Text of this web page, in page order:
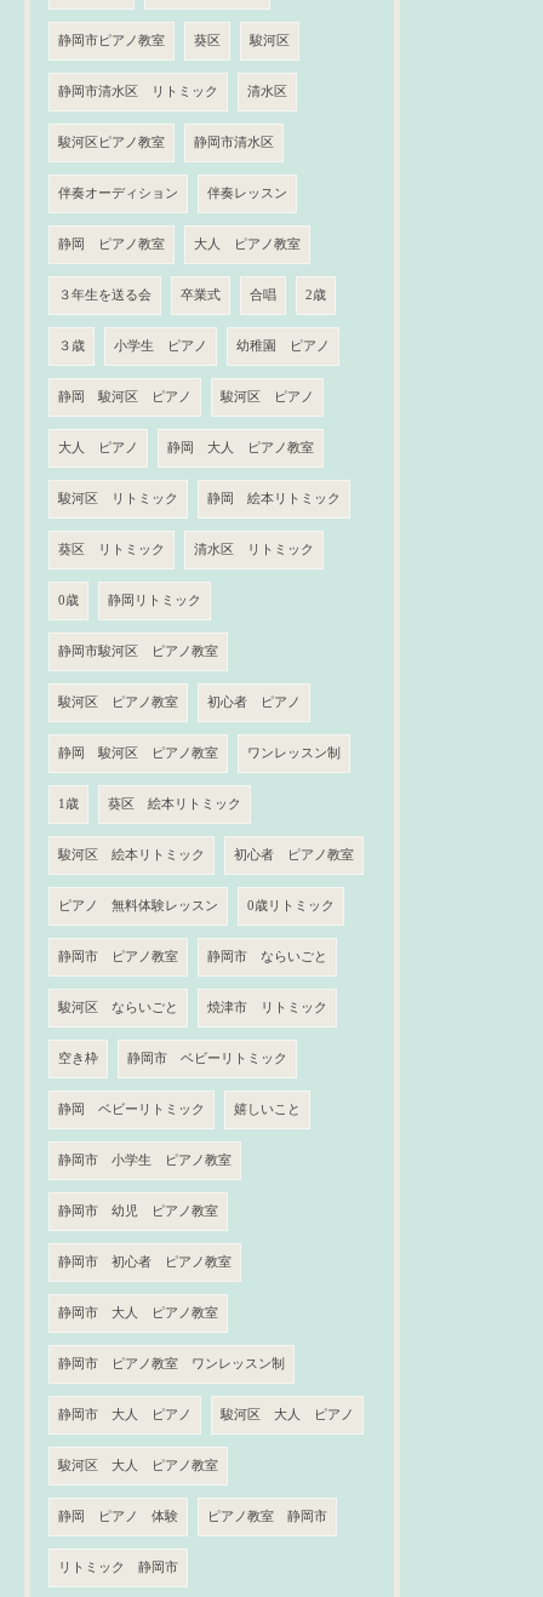
静岡市ピアノ教室 葵区 駿河区
静岡市清水区 リトミック 清水区
駿河区ピアノ教室 静岡市清水区
伴奏オーディション 伴奏レッスン
静岡 ピアノ教室 大人 ピアノ教室
３年生を送る会 卒業式 合唱 2歳
３歳 小学生 ピアノ 幼稚園 ピアノ
静岡 駿河区 ピアノ 駿河区 ピアノ
大人 ピアノ 静岡 大人 ピアノ教室
駿河区 リトミック 静岡 絵本リトミック
葵区 リトミック 清水区 リトミック
0歳 静岡リトミック
静岡市駿河区 ピアノ教室
駿河区 ピアノ教室 初心者 ピアノ
静岡 駿河区 ピアノ教室 ワンレッスン制
1歳 葵区 絵本リトミック
駿河区 絵本リトミック 初心者 ピアノ教室
ピアノ 無料体験レッスン 0歳リトミック
静岡市 ピアノ教室 静岡市 ならいごと
駿河区 ならいごと 焼津市 リトミック
空き枠 静岡市 ベビーリトミック
静岡 ベビーリトミック 嬉しいこと
静岡市 小学生 ピアノ教室
静岡市 幼児 ピアノ教室
静岡市 初心者 ピアノ教室
静岡市 大人 ピアノ教室
静岡市 ピアノ教室 ワンレッスン制
静岡市 大人 ピアノ 駿河区 大人 ピアノ
駿河区 大人 ピアノ教室
静岡 ピアノ 体験 ピアノ教室 静岡市
リトミック 静岡市